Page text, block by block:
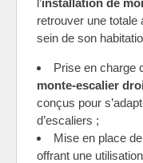
retrouver une totale
sein de son
Prise en charge
monte-escalier
conçus pour
d’escaliers ;
Mise en place de
offrant une